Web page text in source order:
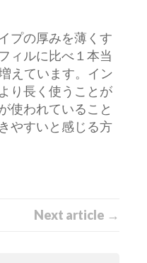
プの厚みを薄くす
ィルに比べ１本当
えています。イン
り長く使うことが
使われていること
やすいと感じる方
Next article →